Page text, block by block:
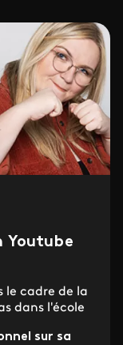
Youtube
le cadre de la
dans l'école
sur sa